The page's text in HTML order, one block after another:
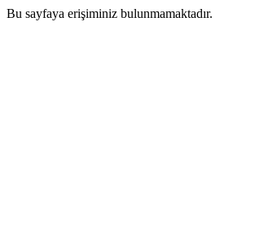
Bu sayfaya erişiminiz bulunmamaktadır.